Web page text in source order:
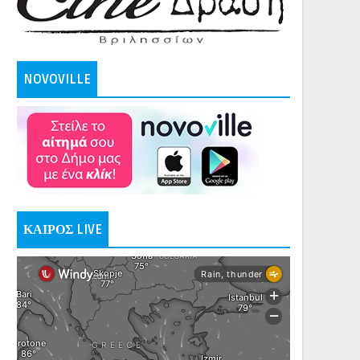
NOVOVILLE
ΚΑΙΡΟΣ LIVE